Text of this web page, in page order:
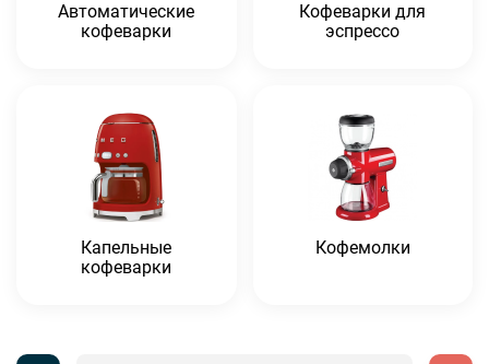
Автоматические
кофеварки
Кофеварки для
эспрессо
Капельные
кофеварки
Кофемолки